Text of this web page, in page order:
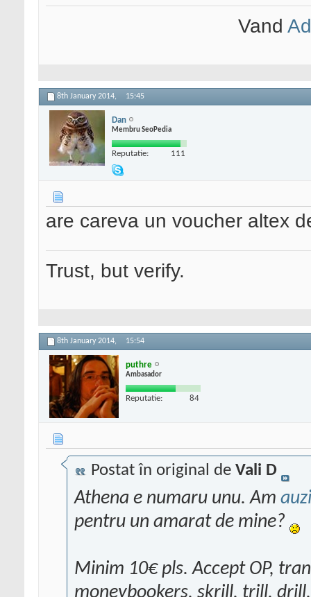
Vand
8th January 2014, 15:45
Dan
Membru SeoPedia
Reputatie: 111
are careva un voucher altex
Trust, but verify.
8th January 2014, 15:54
puthre
Ambasador
Reputatie: 84
Postat în original de Vali D
Athena e numaru unu. Am
pentru un amarat de mine?
Minim 10€ pls. Accept OP,
moneybookers, skrill, trill,